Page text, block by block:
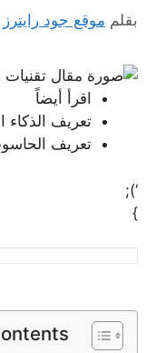
بقلم موقع جود رايترز
اقرأ أيضاً
تعريف الذكاء
تعريف
‘);
}